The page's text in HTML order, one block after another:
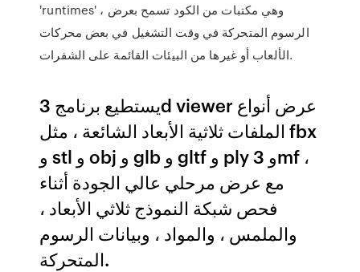
'runtimes' ، وهي مكتبات من الكود تسمح بعرض
الرسوم المتحركة في وقت التشغيل في بعض محركات
الألعاب أو غيرها من البيئات القائمة على الشفرات.
يستطيع برنامج 3d viewer عرض أنواع
الملفات ثلاثية الأبعاد الشائعة ، مثل fbx
و stl و obj و glb و gltf و ply و 3mf ،
مع عرض مرحلي عالي الجودة أثناء
فحص شبكة النموذج ثلاثي الأبعاد ،
والملمس ، والمواد ، وبيانات الرسوم
المتحركة.